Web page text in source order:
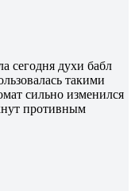
сегодня духи бабл
такими
сильно изменился
противным